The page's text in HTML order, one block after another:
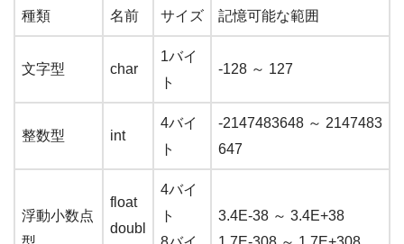
種類 名前 サイズ 記憶可能な範囲
文字型 char
1バイ
ト
-128 ～ 127
整数型 int
4バイ
ト
-2147483648 ～ 2147483
647
浮動小数点
float
doubl
4バイ
ト
3.4E-38 ～ 3.4E+38